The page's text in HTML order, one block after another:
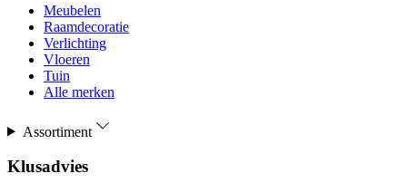
Meubelen
Raamdecoratie
Verlichting
Vloeren
Tuin
Alle merken
Assortiment
Klusadvies